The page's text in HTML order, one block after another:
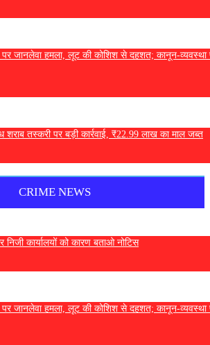
पर जानलेवा हमला, लूट की कोशिश से दहशत; कानून-व्यवस्था
शराब तस्करी पर बड़ी कार्रवाई, ₹22.99 लाख का माल जब्त
CRIME NEWS
कार्यालयों को कारण बताओ नोटिस
पर जानलेवा हमला, लूट की कोशिश से दहशत; कानून-व्यवस्था